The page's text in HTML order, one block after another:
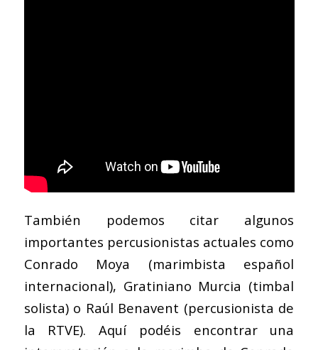
También podemos citar algunos
importantes percusionistas actuales como
Conrado Moya (marimbista español
internacional), Gratiniano Murcia (timbal
solista) o Raúl Benavent (percusionista de
la RTVE). Aquí podéis encontrar una